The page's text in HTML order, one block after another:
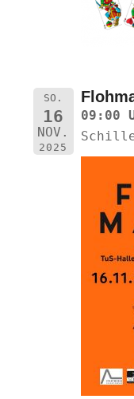
SO.
16
NOV.
2025
09:00